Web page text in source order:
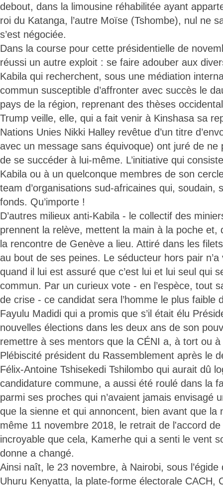
debout, dans la limousine réhabilitée ayant
roi du Katanga, l’autre Moïse (Tshombe), nul ne
s’est négociée.
Dans la course pour cette présidentielle de
réussi un autre exploit : se faire adouber aux
Kabila qui recherchent, sous une médiation
commun susceptible d’affronter avec succès le
pays de la région, reprenant des thèses
Trump veille, elle, qui a fait venir à Kinshasa sa
Nations Unies Nikki Halley revêtue d’un titre
avec un message sans équivoque) ont juré de ne
de se succéder à lui-même. L’initiative qui
Kabila ou à un quelconque membres de son
team d’organisations sud-africaines qui, soudain,
fonds. Qu’importe !
D’autres milieux anti-Kabila - le collectif des
prennent la relève, mettent la main à la poche et,
la rencontre de Genève a lieu. Attiré dans les
au bout de ses peines. Le séducteur hors pair
quand il lui est assuré que c’est lui et lui seul qui
commun. Par un curieux vote - en l’espèce, tout
de crise - ce candidat sera l’homme le plus faible
Fayulu Madidi qui a promis que s’il était élu
nouvelles élections dans les deux ans de son
remettre à ses mentors que la CÉNI a, à tort ou
Plébiscité président du Rassemblement après le
Félix-Antoine Tshisekedi Tshilombo qui aurait dû
candidature commune, a aussi été roulé dans la
parmi ses proches qui n’avaient jamais envisagé
que la sienne et qui annoncent, bien avant que la
même 11 novembre 2018, le retrait de l'accord
incroyable que cela, Kamerhe qui a senti le vent
donne a changé.
Ainsi naît, le 23 novembre, à Nairobi, sous
Uhuru Kenyatta, la plate-forme électorale CACH,